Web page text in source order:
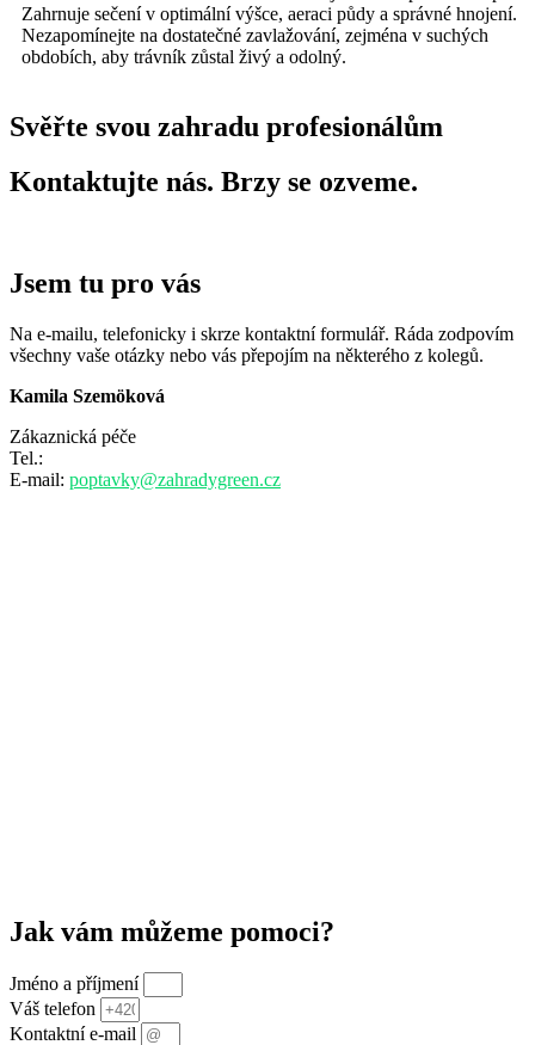
Zahrnuje sečení v optimální výšce, aeraci půdy a správné hnojení.
Nezapomínejte na dostatečné zavlažování, zejména v suchých
obdobích, aby trávník zůstal živý a odolný.
Svěřte svou zahradu profesionálům
Kontaktujte nás. Brzy se ozveme.
Jsem tu pro vás
Na e-mailu, telefonicky i skrze kontaktní formulář. Ráda zodpovím
všechny vaše otázky nebo vás přepojím na některého z kolegů.
Kamila Szemöková
Zákaznická péče
Tel.:
E-mail: poptavky@zahradygreen.cz
Jak vám můžeme pomoci?
Jméno a příjmení
Váš telefon
Kontaktní e-mail